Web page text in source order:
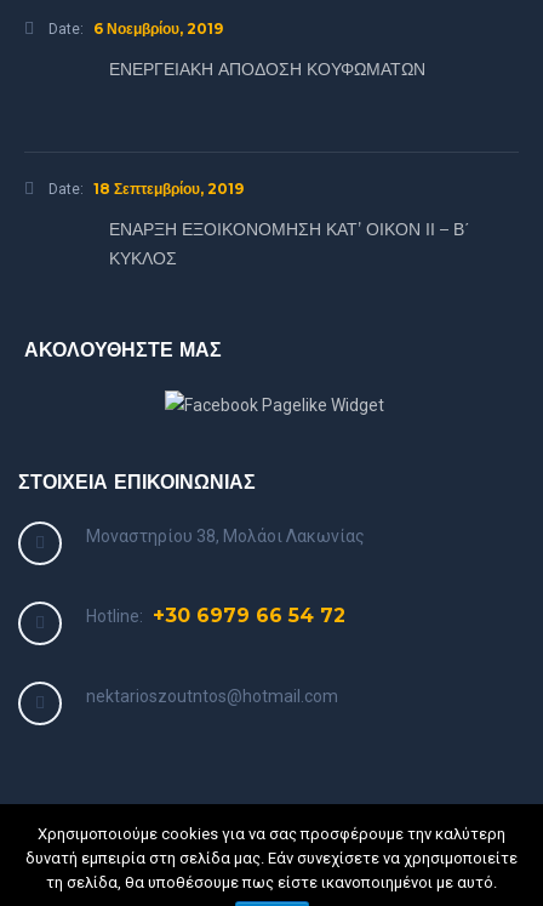
Date: 6 Νοεμβρίου, 2019
ΕΝΕΡΓΕΙΑΚΗ ΑΠΟΔΟΣΗ ΚΟΥΦΩΜΑΤΩΝ
Date: 18 Σεπτεμβρίου, 2019
ΕΝΑΡΞΗ ΕΞΟΙΚΟΝΟΜΗΣΗ ΚΑΤ’ ΟΙΚΟΝ ΙΙ – Β΄
ΚΥΚΛΟΣ
ΑΚΟΛΟΥΘΗΣΤΕ ΜΑΣ
ΣΤΟΙΧΕΙΑ ΕΠΙΚΟΙΝΩΝΙΑΣ
Μοναστηρίου 38, Μολάοι Λακωνίας
Hotline: +30 6979 66 54 72
nektarioszoutntos@hotmail.com
COPYRIGHT © 2019 • POWERED BY PELOTEL
Χρησιμοποιούμε cookies για να σας προσφέρουμε την καλύτερη
δυνατή εμπειρία στη σελίδα μας. Εάν συνεχίσετε να χρησιμοποιείτε
τη σελίδα, θα υποθέσουμε πως είστε ικανοποιημένοι με αυτό.